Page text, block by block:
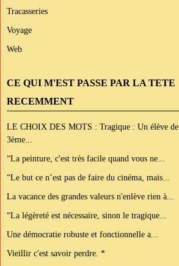
Tracasseries
Voyage
Web
CE QUI M'EST PASSE PAR LA TETE
RECEMMENT
LE CHOIX DES MOTS : Tragique : Un élève de
3ème...
“La peinture, c'est très facile quand vous ne...
“Le but ce n’est pas de faire du cinéma, mais...
La vacance des grandes valeurs n'enlève rien à...
“La légèreté est nécessaire, sinon le tragique...
Une démocratie robuste et fonctionnelle a...
Vieillir c'est savoir perdre. *